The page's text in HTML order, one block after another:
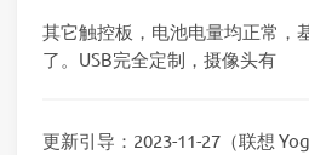
其它触控板，电池电量均正常，
了。USB完全定制，摄像头有
更新引导：2023-11-27（联想